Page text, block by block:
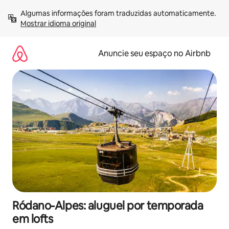
para
Mostrar idioma original
Anuncie seu espaço no Airbnb
Ródano-Alpes: aluguel por temporada
em lofts